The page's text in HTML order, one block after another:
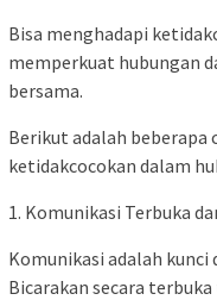
Bisa menghadapi
memperkuat hubungan
bersama.
Berikut adalah beberapa
ketidakcocokan dalam
1. Komunikasi Terbuka
Komunikasi adalah kunci
Bicarakan secara